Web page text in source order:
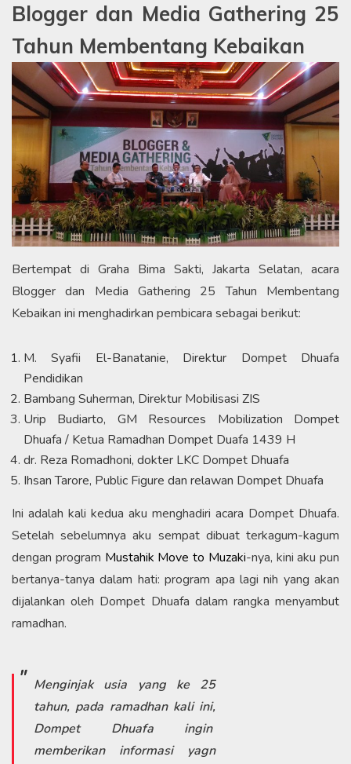
Blogger dan Media Gathering 25
Tahun Membentang Kebaikan
Bertempat di Graha Bima Sakti, Jakarta Selatan, acara
Blogger dan Media Gathering 25 Tahun Membentang
Kebaikan ini menghadirkan pembicara sebagai berikut:
M. Syafii El-Banatanie, Direktur Dompet Dhuafa
Pendidikan
Bambang Suherman, Direktur Mobilisasi ZIS
Urip Budiarto, GM Resources Mobilization Dompet
Dhuafa / Ketua Ramadhan Dompet Duafa 1439 H
dr. Reza Romadhoni, dokter LKC Dompet Dhuafa
Ihsan Tarore, Public Figure dan relawan Dompet Dhuafa
Ini adalah kali kedua aku menghadiri acara Dompet Dhuafa.
Setelah sebelumnya aku sempat dibuat terkagum-kagum
dengan program Mustahik Move to Muzaki-nya, kini aku pun
bertanya-tanya dalam hati: program apa lagi nih yang akan
dijalankan oleh Dompet Dhuafa dalam rangka menyambut
ramadhan.
Menginjak usia yang ke 25
tahun, pada ramadhan kali ini,
Dompet Dhuafa ingin
memberikan informasi yagn